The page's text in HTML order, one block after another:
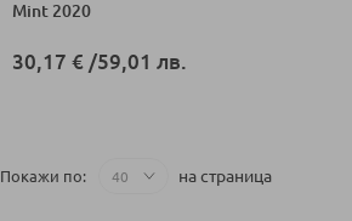
Mint 2020
30,17 € /59,01 лв.
Покажи по на страница